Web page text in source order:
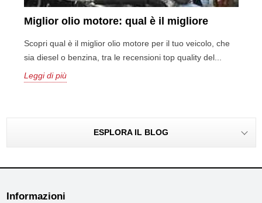
Miglior olio motore: qual è il migliore
Scopri qual è il miglior olio motore per il tuo veicolo, che
sia diesel o benzina, tra le recensioni top quality del...
Leggi di più
ESPLORA IL BLOG
Informazioni